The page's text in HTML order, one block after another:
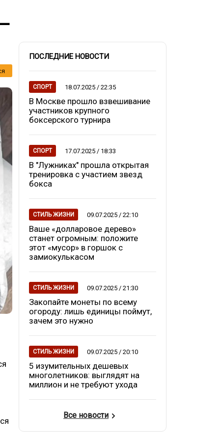
ПОСЛЕДНИЕ НОВОСТИ
СПОРТ 18.07.2025 / 22:35
В Москве прошло взвешивание
участников крупного
боксерского турнира
СПОРТ 17.07.2025 / 18:33
В "Лужниках" прошла открытая
тренировка с участием звезд
бокса
СТИЛЬ ЖИЗНИ 09.07.2025 / 22:10
Ваше «долларовое дерево»
станет огромным: положите
этот «мусор» в горшок с
замиокулькасом
СТИЛЬ ЖИЗНИ 09.07.2025 / 21:30
Закопайте монеты по всему
огороду: лишь единицы поймут,
зачем это нужно
СТИЛЬ ЖИЗНИ 09.07.2025 / 20:10
5 изумительных дешевых
многолетников: выглядят на
миллион и не требуют ухода
Все новости